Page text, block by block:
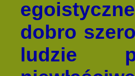
dobro
ludzie